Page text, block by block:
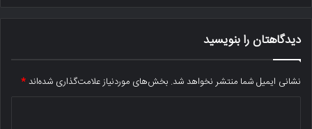
دیدگاهتان را بنویسید
نشانی ایمیل شما منتشر نخواهد شد. بخش‌های موردنیاز علامت‌گذاری شده‌اند*